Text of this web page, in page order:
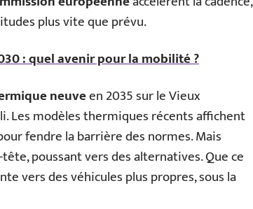
plus vite que prévu.
: quel avenir pour la mobilité ?
neuveen 2035 sur le Vieux
Les modèles thermiques récents affichent
fendre la barrière des normes. Mais
poussant vers des alternatives. Que ce
vers des véhicules plus propres, sous la